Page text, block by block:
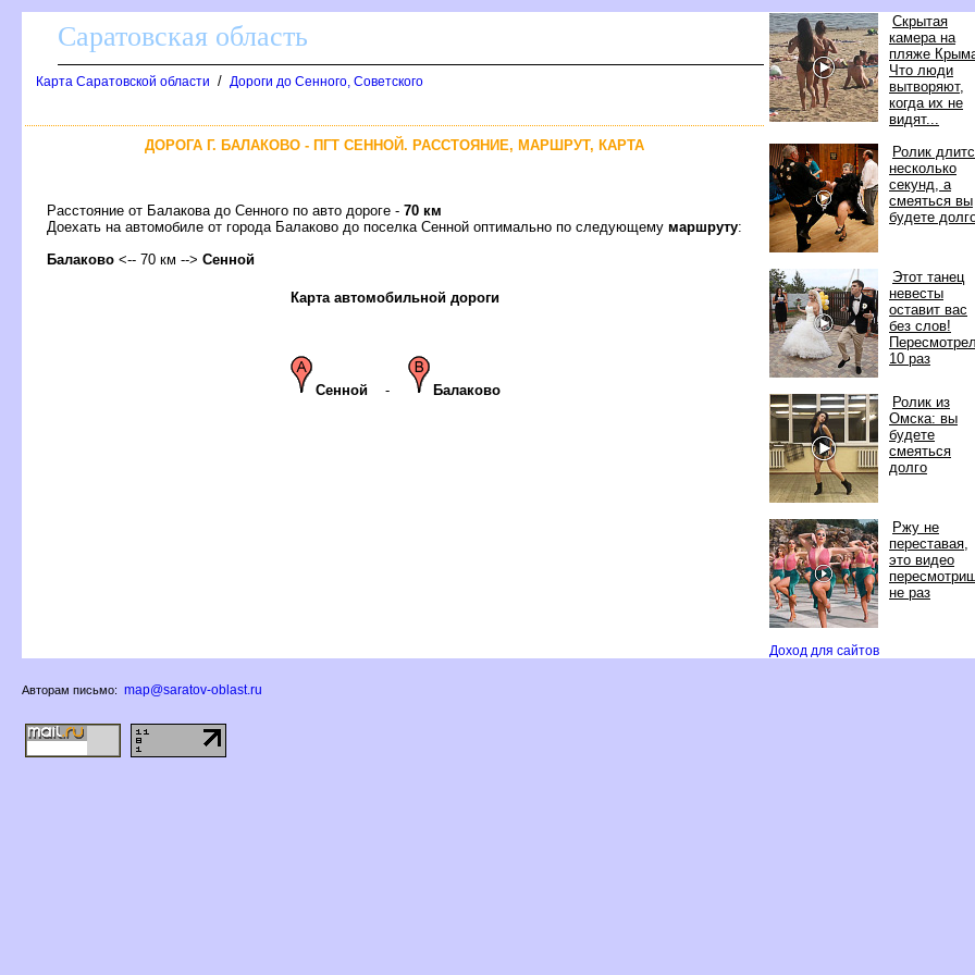
Скрытая
камера на
пляже
Что люди
ытворяют,
когда их не
идят...
Ролик
несколько
секунд, а
смеяться вы
удете
Этот танец
невесты
оставит вас
ез слов!
10 раз
Ролик из
Омска: вы
удете
смеяться
долго
Ржу не
переставая,
это видео
не раз
Доход для сайто
Саратовская область
Карта Саратовской области / Дороги до Сенного, Советского
ДОРОГА Г. БАЛАКОВО - ПГТ СЕННОЙ. РАССТОЯНИЕ, МАРШРУТ, КАРТА
Расстояние от Балакова до Сенного по авто дороге - 70 км
Доехать на автомобиле от города Балаково до поселка Сенной оптимально по следующему маршруту:
Балаково <-- 70 км --> Сенной
Карта автомобильной дороги
Сенной- Балаково
Авторам письмо: map@saratov-oblast.ru